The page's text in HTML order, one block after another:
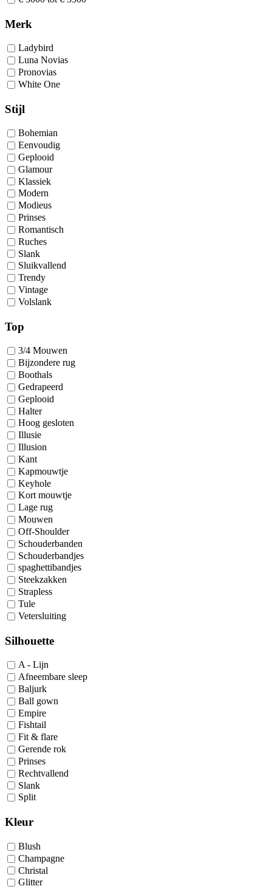
Merk
Ladybird
Luna Novias
Pronovias
White One
Stijl
Bohemian
Eenvoudig
Geplooid
Glamour
Klassiek
Modern
Modieus
Prinses
Romantisch
Ruches
Slank
Sluikvallend
Trendy
Vintage
Volslank
Top
3/4 Mouwen
Bijzondere rug
Boothals
Gedrapeerd
Geplooid
Halter
Hoog gesloten
Illusie
Illusion
Kant
Kapmouwtje
Keyhole
Kort mouwtje
Lage rug
Mouwen
Off-Shoulder
Schouderbanden
Schouderbandjes
spaghettibandjes
Steekzakken
Strapless
Tule
Vetersluiting
Silhouette
A - Lijn
Afneembare sleep
Baljurk
Ball gown
Empire
Fishtail
Fit & flare
Gerende rok
Prinses
Rechtvallend
Slank
Split
Kleur
Blush
Champagne
Christal
Glitter